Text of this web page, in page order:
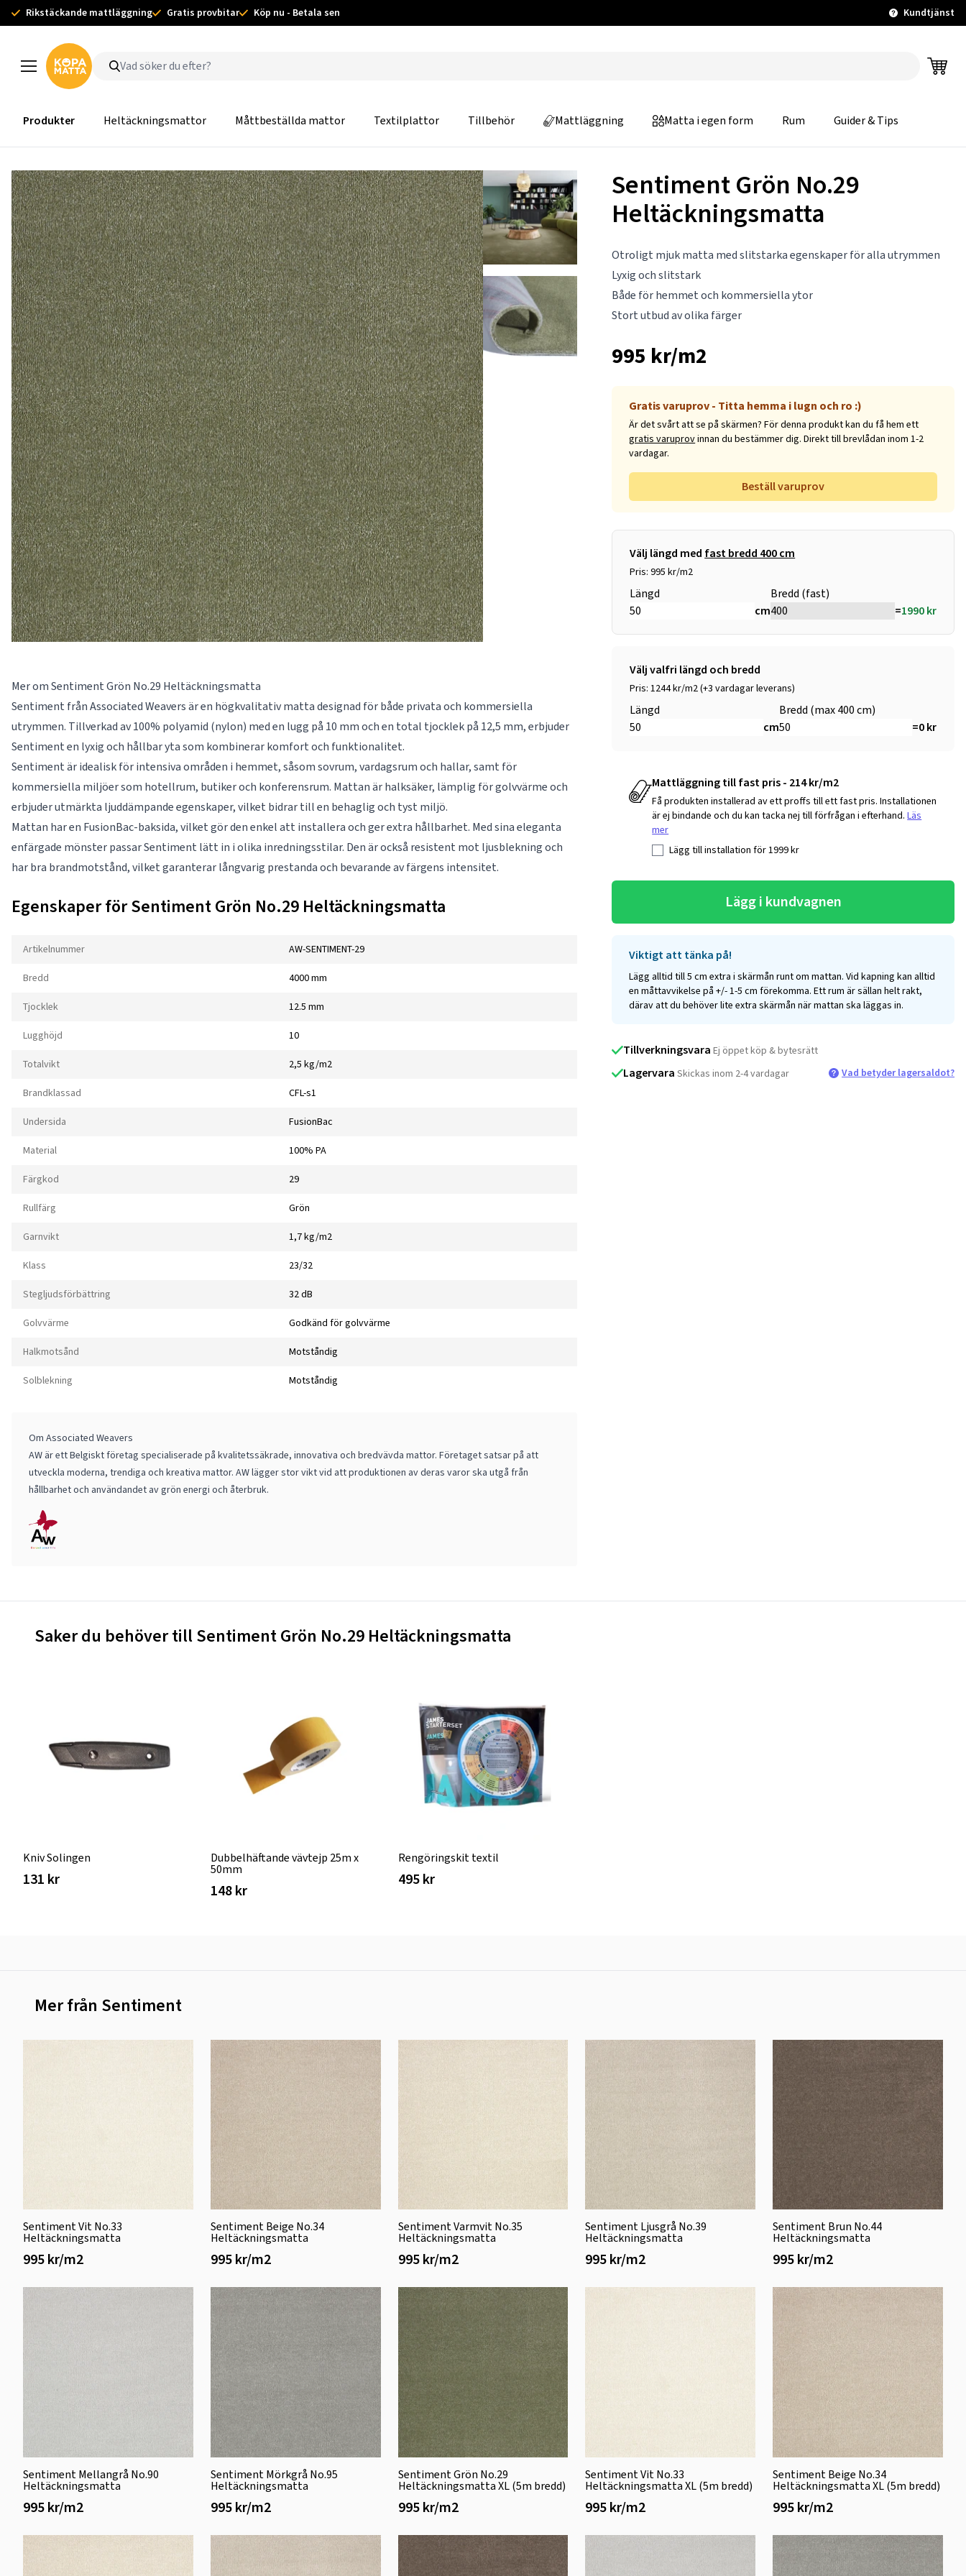
Rikstäckande mattläggning Gratis provbitar Köp nu - Betala sen Kundtjänst
Produkter Heltäckningsmattor Måttbeställda mattor Textilplattor Tillbehör Mattläggning Matta i egen form Rum Guider & Tips
Sentiment Grön No.29
Heltäckningsmatta
Otroligt mjuk matta med slitstarka egenskaper för alla utrymmen
Lyxig och slitstark
Både för hemmet och kommersiella ytor
Stort utbud av olika färger
995 kr/m2
Gratis varuprov - Titta hemma i lugn och ro :)
Är det svårt att se på skärmen? För denna produkt kan du få hem ett
gratis varuprovinnan du bestämmer dig. Direkt till brevlådan inom 1-2
vardagar.
Beställ varuprov
Välj längd med fast bredd 400 cm
Pris: 995 kr/m2
Längd
cm
Bredd (fast)
=1990kr
Välj valfri längd och bredd
Pris: 1244 kr/m2 (+3 vardagar leverans)
Längd
cm
Bredd (max 400 cm)
=0kr
Mattläggning till fast pris - 214 kr/m2
Få produkten installerad av ett proffs till ett fast pris. Installationen
är ej bindande och du kan tacka nej till förfrågan i efterhand.Läs
mer
Lägg till installation för1999kr
Lägg i kundvagnen
Viktigt att tänka på!
Lägg alltid till 5 cm extra i skärmån runt om mattan. Vid kapning kan alltid
en måttavvikelse på +/- 1-5 cm förekomma. Ett rum är sällan helt rakt,
därav att du behöver lite extra skärmån när mattan ska läggas in.
Tillverkningsvara Ej öppet köp & bytesrätt
Lagervara Skickas inom 2-4 vardagar Vad betyder lagersaldot?
Mer om Sentiment Grön No.29 Heltäckningsmatta
Sentiment från Associated Weavers är en högkvalitativ matta designad för både privata och kommersiella
utrymmen. Tillverkad av 100% polyamid (nylon) med en lugg på 10 mm och en total tjocklek på 12,5 mm, erbjuder
Sentiment en lyxig och hållbar yta som kombinerar komfort och funktionalitet.
Sentiment är idealisk för intensiva områden i hemmet, såsom sovrum, vardagsrum och hallar, samt för
kommersiella miljöer som hotellrum, butiker och konferensrum. Mattan är halksäker, lämplig för golvvärme och
erbjuder utmärkta ljuddämpande egenskaper, vilket bidrar till en behaglig och tyst miljö.
Mattan har en FusionBac-baksida, vilket gör den enkel att installera och ger extra hållbarhet. Med sina eleganta
enfärgade mönster passar Sentiment lätt in i olika inredningsstilar. Den är också resistent mot ljusblekning och
har bra brandmotstånd, vilket garanterar långvarig prestanda och bevarande av färgens intensitet.
Egenskaper för Sentiment Grön No.29 Heltäckningsmatta
Artikelnummer AW-SENTIMENT-29
Bredd 4000 mm
Tjocklek 12.5 mm
Lugghöjd 10
Totalvikt 2,5 kg/m2
Brandklassad CFL-s1
Undersida FusionBac
Material 100% PA
Färgkod 29
Rullfärg Grön
Garnvikt 1,7 kg/m2
Klass 23/32
Stegljudsförbättring 32 dB
Golvvärme Godkänd för golvvärme
Halkmotsånd Motståndig
Solblekning Motståndig
Om Associated Weavers
AW är ett Belgiskt företag specialiserade på kvalitetssäkrade, innovativa och bredvävda mattor. Företaget satsar på att
utveckla moderna, trendiga och kreativa mattor. AW lägger stor vikt vid att produktionen av deras varor ska utgå från
hållbarhet och användandet av grön energi och återbruk.
Saker du behöver till Sentiment Grön No.29 Heltäckningsmatta
Kniv Solingen
131 kr
Dubbelhäftande vävtejp 25m x
50mm
148 kr
Rengöringskit textil
495 kr
Mer från Sentiment
Sentiment Vit No.33
Heltäckningsmatta
995 kr/m2
Sentiment Beige No.34
Heltäckningsmatta
995 kr/m2
Sentiment Varmvit No.35
Heltäckningsmatta
995 kr/m2
Sentiment Ljusgrå No.39
Heltäckningsmatta
995 kr/m2
Sentiment Brun No.44
Heltäckningsmatta
995 kr/m2
Sentiment Mellangrå No.90
Heltäckningsmatta
995 kr/m2
Sentiment Mörkgrå No.95
Heltäckningsmatta
995 kr/m2
Sentiment Grön No.29
Heltäckningsmatta XL (5m bredd)
995 kr/m2
Sentiment Vit No.33
Heltäckningsmatta XL (5m bredd)
995 kr/m2
Sentiment Beige No.34
Heltäckningsmatta XL (5m bredd)
995 kr/m2